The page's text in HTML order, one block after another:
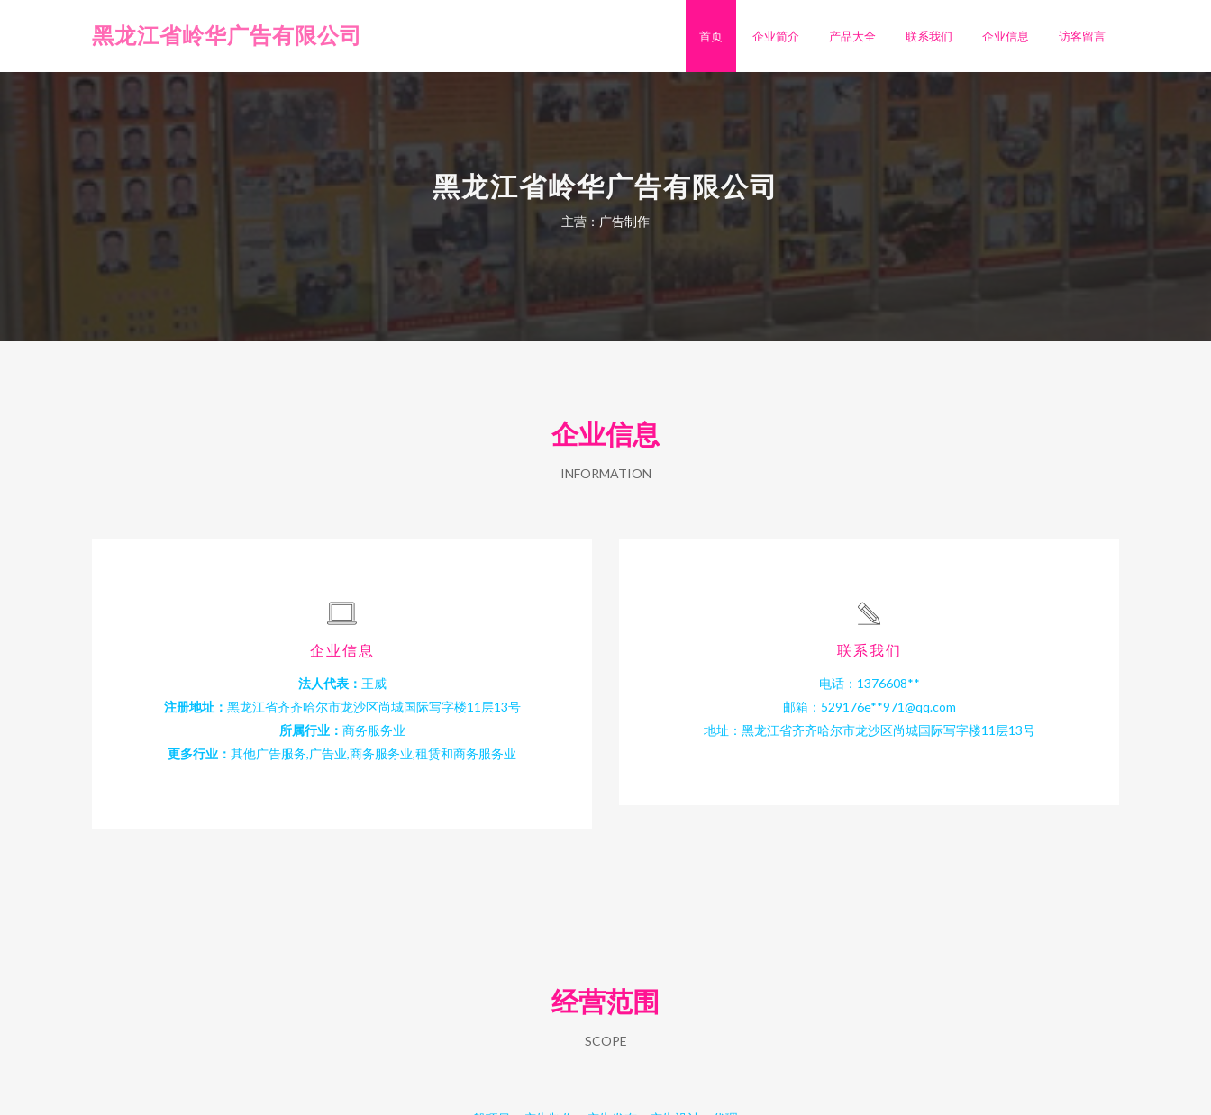
黑龙江省岭华广告有限公司 首页 企业简介 产品大全 联系我们 企业信息 访客留言
黑龙江省岭华广告有限公司
主营：广告制作
企业信息
INFORMATION
企业信息
法人代表： 王威
注册地址： 黑龙江省齐齐哈尔市龙沙区尚城国际写字楼11层13号
所属行业： 商务服务业
更多行业： 其他广告服务,广告业,商务服务业,租赁和商务服务业
联系我们
电话：1376608**
邮箱：529176e**971@qq.com
地址：黑龙江省齐齐哈尔市龙沙区尚城国际写字楼11层13号
经营范围
SCOPE